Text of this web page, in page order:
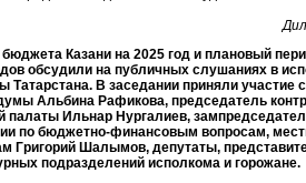
бюджета Казани на 2025 год и плановый
обсудили на публичных слушаниях в
Татарстана. В заседании приняли участие
Альбина Рафикова, председатель
палаты Ильнар Нургалиев,
по бюджетно-финансовым вопросам,
Григорий Шалымов, депутаты,
подразделений исполкома и горожане.